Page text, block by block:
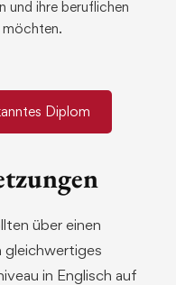
und ihre beruflichen
möchten.
Diplom
über einen
gleichwertiges
in Englisch auf